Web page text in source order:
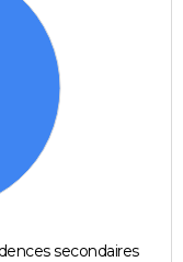
secondaires